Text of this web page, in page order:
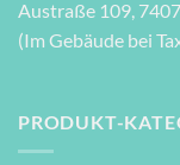
Austraße 109,
(Im Gebäude bei
PRODUKT-